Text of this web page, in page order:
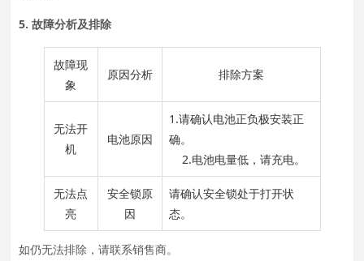
5. 故障分析及排除
故障现
象
原因分析 排除方案
无法开
机
电池原因
1.请确认电池正负极安装正
确。
2.电池电量低，请充电。
无法点
亮
安全锁原
因
请确认安全锁处于打开状
态。
如仍无法排除，请联系销售商。